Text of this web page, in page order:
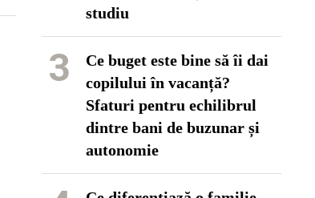
studiu
3
Ce buget este bine să îi dai
copilului în vacanță?
Sfaturi pentru echilibrul
dintre bani de buzunar și
autonomie